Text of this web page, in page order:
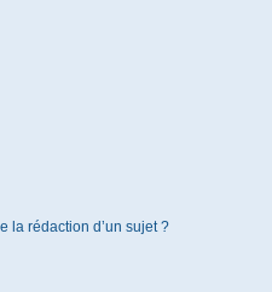
la rédaction d’un sujet ?